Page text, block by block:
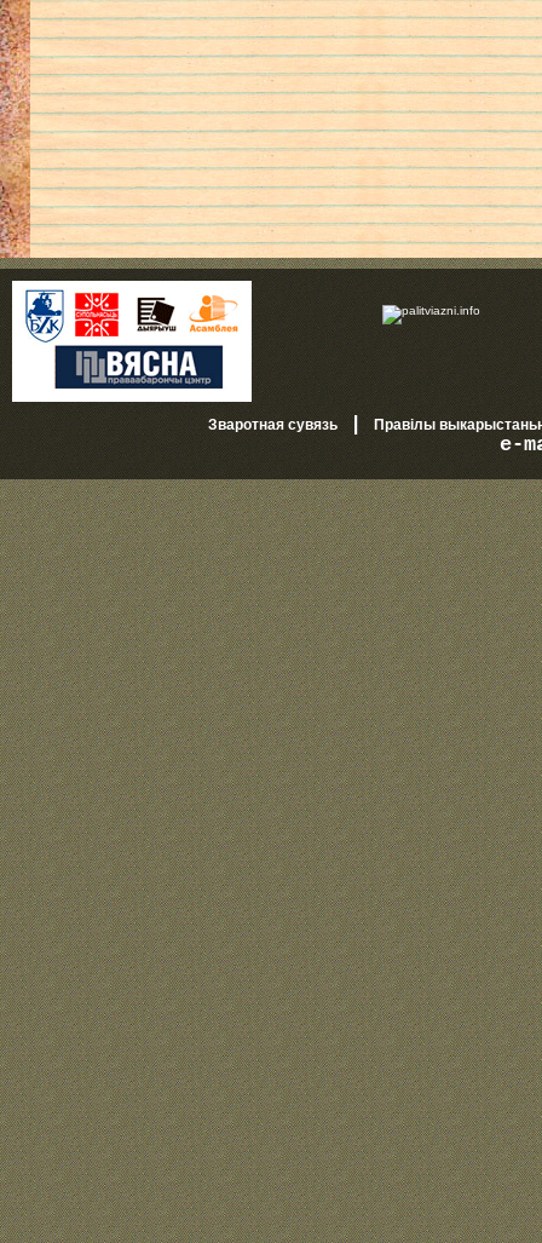
Зваротная сувязь|Правілы
e-